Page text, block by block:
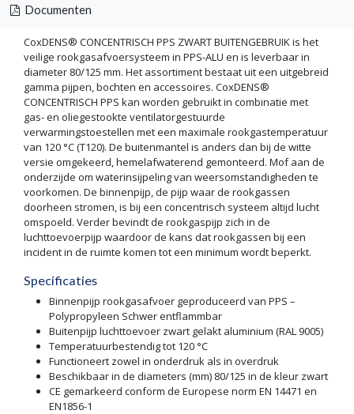
Documenten
CoxDENS® CONCENTRISCH PPS ZWART BUITENGEBRUIK is het
veilige rookgasafvoersysteem in PPS-ALU en is leverbaar in
diameter 80/125 mm. Het assortiment bestaat uit een uitgebreid
gamma pijpen, bochten en accessoires. CoxDENS®
CONCENTRISCH PPS kan worden gebruikt in combinatie met
gas- en oliegestookte ventilatorgestuurde
verwarmingstoestellen met een maximale rookgastemperatuur
van 120 °C (T120). De buitenmantel is anders dan bij de witte
versie omgekeerd, hemelafwaterend gemonteerd. Mof aan de
onderzijde om waterinsijpeling van weersomstandigheden te
voorkomen. De binnenpijp, de pijp waar de rookgassen
doorheen stromen, is bij een concentrisch systeem altijd lucht
omspoeld. Verder bevindt de rookgaspijp zich in de
luchttoevoerpijp waardoor de kans dat rookgassen bij een
incident in de ruimte komen tot een minimum wordt beperkt.
Specificaties
Binnenpijp rookgasafvoer geproduceerd van PPS –
Polypropyleen Schwer entflammbar
Buitenpijp luchttoevoer zwart gelakt aluminium (RAL 9005)
Temperatuurbestendig tot 120 °C
Functioneert zowel in onderdruk als in overdruk
Beschikbaar in de diameters (mm) 80/125 in de kleur zwart
CE gemarkeerd conform de Europese norm EN 14471 en
EN1856-1